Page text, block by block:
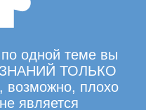
одной теме вы
ЗНАНИЙ ТОЛЬКО
плохо
является